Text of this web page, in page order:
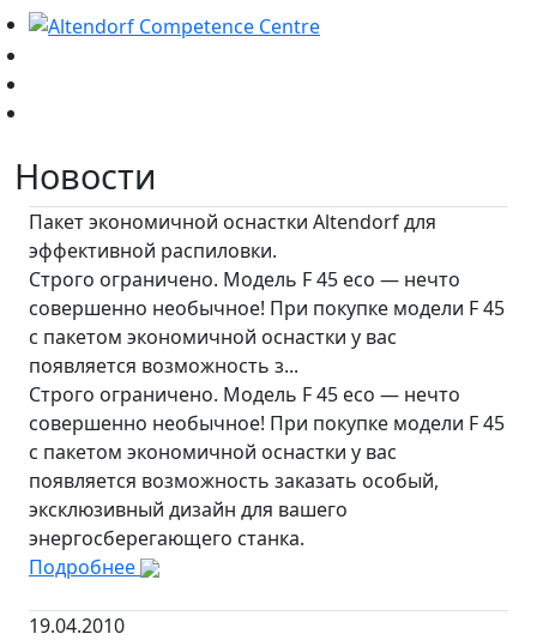
Новости
Пакет экономичной оснастки Altendorf для
эффективной распиловки.
Строго ограничено. Модель F 45 eco — нечто
совершенно необычное! При покупке модели F 45
с пакетом экономичной оснастки у вас
появляется возможность з...
Строго ограничено. Модель F 45 eco — нечто
совершенно необычное! При покупке модели F 45
с пакетом экономичной оснастки у вас
появляется возможность заказать особый,
эксклюзивный дизайн для вашего
энергосберегающего станка.
Подробнее
19.04.2010